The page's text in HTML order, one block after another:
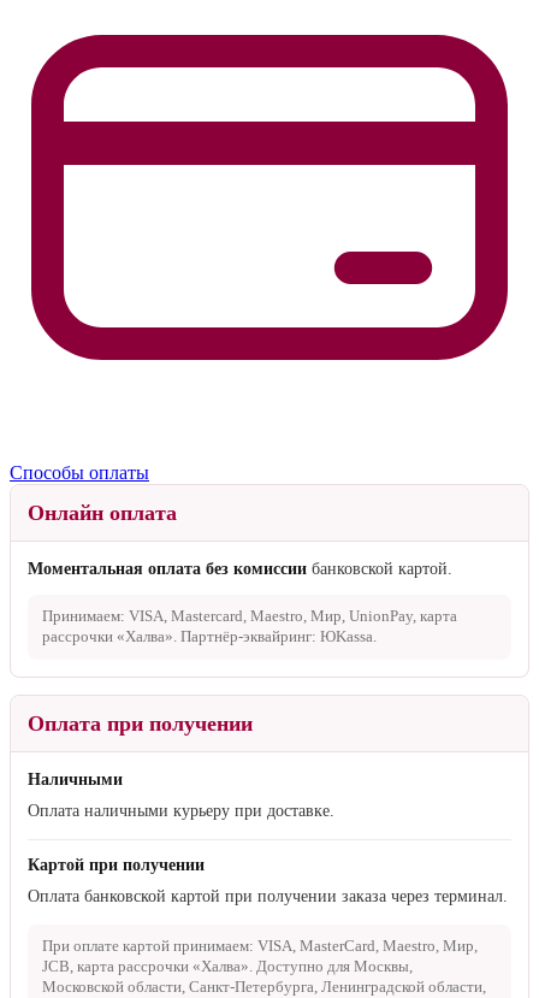
Способы оплаты
Онлайн оплата
Моментальная оплата без комиссии банковской картой.
Принимаем: VISA, Mastercard, Maestro, Мир, UnionPay, карта
рассрочки «Халва». Партнёр-эквайринг: ЮKassa.
Оплата при получении
Наличными
Оплата наличными курьеру при доставке.
Картой при получении
Оплата банковской картой при получении заказа через терминал.
При оплате картой принимаем: VISA, MasterCard, Maestro, Мир,
JCB, карта рассрочки «Халва». Доступно для Москвы,
Московской области, Санкт-Петербурга, Ленинградской области,